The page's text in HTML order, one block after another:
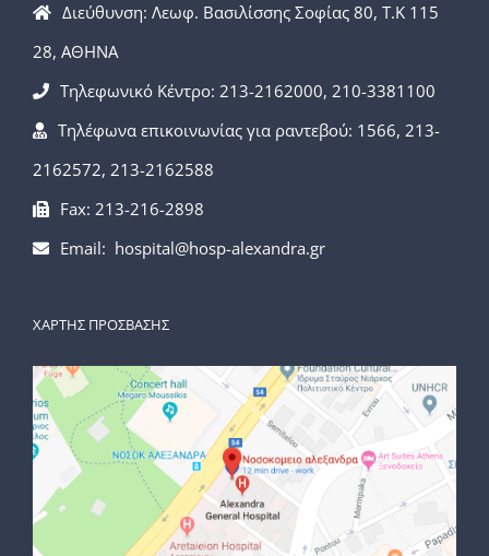
Διεύθυνση: Λεωφ. Βασιλίσσης Σοφίας 80, Τ.Κ 115
28, ΑΘΗΝΑ
Τηλεφωνικό Κέντρο: 213-2162000, 210-3381100
Τηλέφωνα επικοινωνίας για ραντεβού: 1566, 213-
2162572, 213-2162588
Fax: 213-216-2898
Email: hospital@hosp-alexandra.gr
ΧΑΡΤΗΣ ΠΡΟΣΒΑΣΗΣ